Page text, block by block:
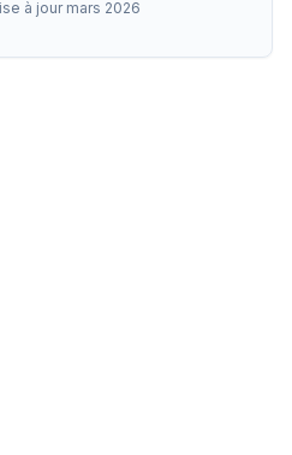
à jour mars 2026